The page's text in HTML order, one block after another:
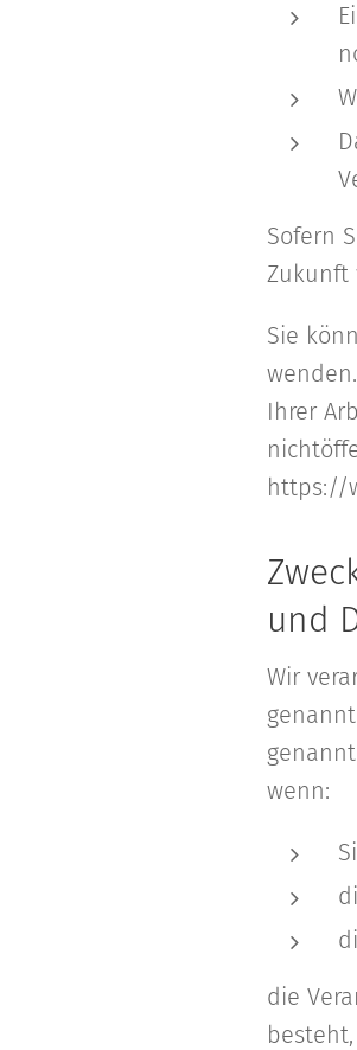
Sofern
Zukunft
Sie
Ihrer
https://
und
Wir
wenn:
die